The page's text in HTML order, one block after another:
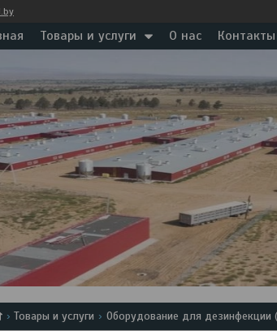
Товары и услуги О нас Контакты
Товары и услуги Оборудование для дезинфекции